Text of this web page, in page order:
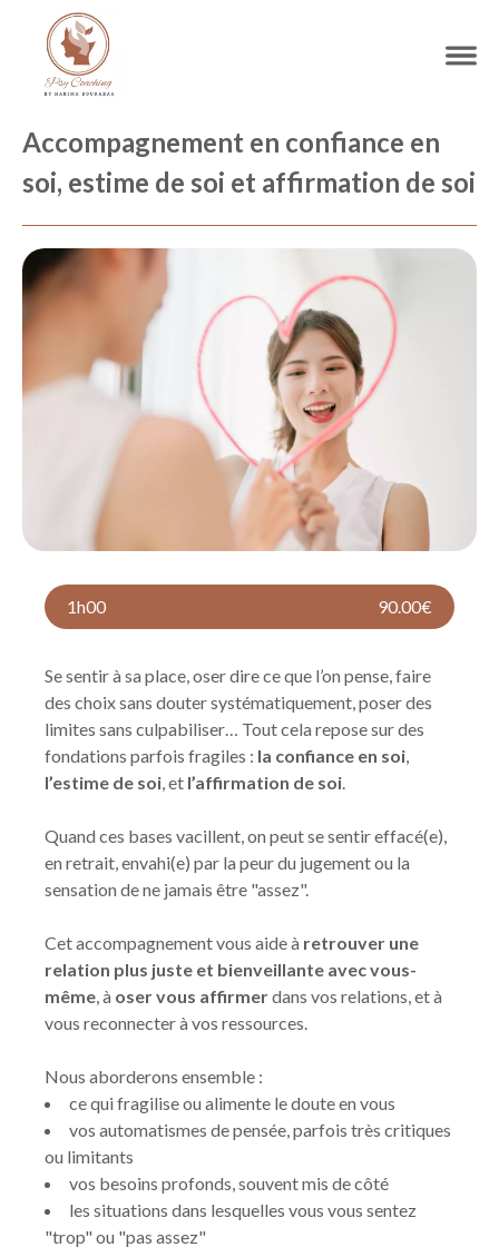
Accompagnement en confiance en
soi, estime de soi et affirmation de soi
1h00 90.00€
Se sentir à sa place, oser dire ce que l’on pense, faire
des choix sans douter systématiquement, poser des
limites sans culpabiliser… Tout cela repose sur des
fondations parfois fragiles : la confiance en soi,
l’estime de soi, et l’affirmation de soi.
Quand ces bases vacillent, on peut se sentir effacé(e),
en retrait, envahi(e) par la peur du jugement ou la
sensation de ne jamais être "assez".
Cet accompagnement vous aide à retrouver une
relation plus juste et bienveillante avec vous-
même, à oser vous affirmerdans vos relations, et à
vous reconnecter à vos ressources.
Nous aborderons ensemble :
ce qui fragilise ou alimente le doute en vous
vos automatismes de pensée, parfois très critiques
ou limitants
vos besoins profonds, souvent mis de côté
les situations dans lesquelles vous vous sentez
"trop" ou "pas assez"